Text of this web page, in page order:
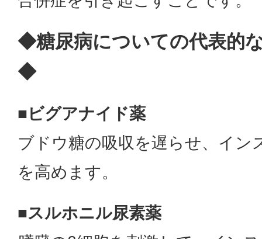
◆糖尿病についての代表的
◆
■ビグアナイド薬
ブドウ糖の吸収を遅らせ、イン
を高めます。
■スルホニル尿素薬